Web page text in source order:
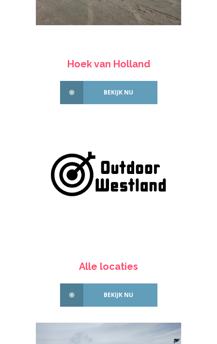
Hoek van Holland
BEKIJK NU
Alle locaties
BEKIJK NU